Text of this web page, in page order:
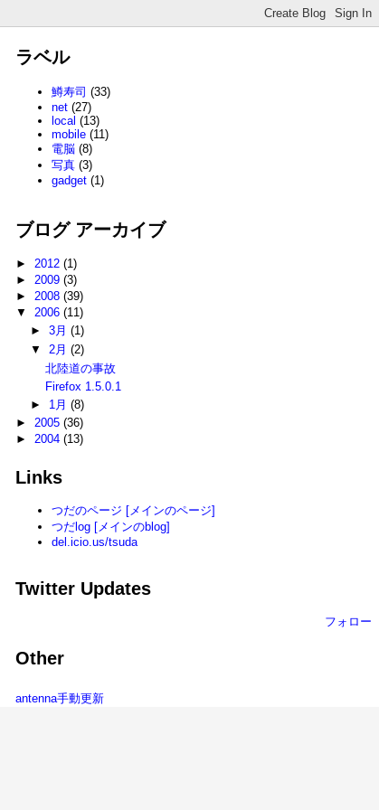
ラベル
鱒寿司 (33)
net (27)
local (13)
mobile (11)
電脳 (8)
写真 (3)
gadget (1)
ブログ アーカイブ
► 2012(1)
► 2009(3)
►2008(39)
▼2006(11)
► 3月 (1)
▼ 2月 (2)
北陸道の事故
Firefox 1.5.0.1
► 1月 (8)
► 2005(36)
►2004(13)
Links
つだのページ [メインのページ]
つだlog [メインのblog]
del.icio.us/tsuda
Twitter Updates
フォロー
Other
antenna手動更新